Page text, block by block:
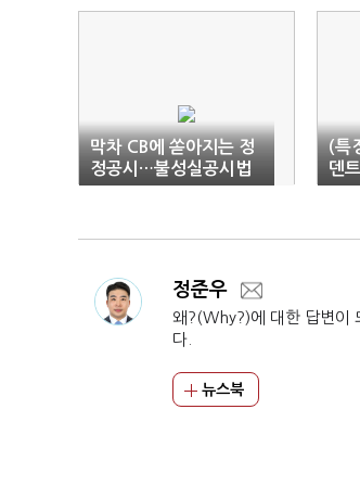
막차 CB에 쏟아지는 정
정공시…불성실공시법
인 지정 주의보
(특
덴
‘급
정준우
왜?(Why?)에 대한 답변이
다.
뉴스북